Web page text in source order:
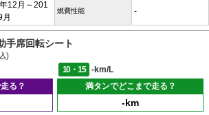
12月～201
燃費性能 -
手席回転シート
)
10・15
-km/L
る？
満タンでどこまで走る？
-km